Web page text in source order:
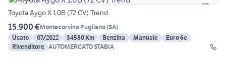
Toyota Aygo X 1.0B (72 CV) Trend
15.900 €Montecorvino Pugliano(SA)
Usato
07/2022 34580 Km Benzina Manuale
Euro 6e
Rivenditore AUTOMERCATO STABIA